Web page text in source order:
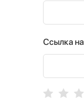
Ссылка